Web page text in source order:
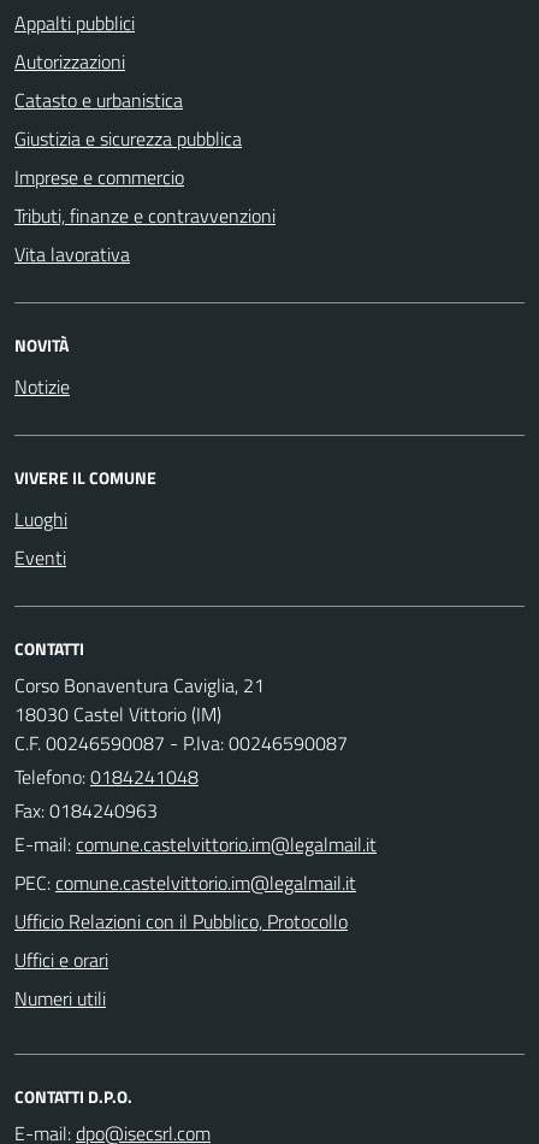
Appalti pubblici
Autorizzazioni
Catasto e urbanistica
Giustizia e sicurezza pubblica
Imprese e commercio
Tributi, finanze e contravvenzioni
Vita lavorativa
NOVITÀ
Notizie
VIVERE IL COMUNE
Luoghi
Eventi
CONTATTI
Corso Bonaventura Caviglia, 21
18030 Castel Vittorio (IM)
C.F. 00246590087 - P.Iva: 00246590087
Telefono:0184241048
Fax: 0184240963
E-mail:
PEC:
Ufficio Relazioni con il Pubblico, Protocollo
Uffici e orari
Numeri utili
CONTATTI D.P.O.
E-mail: